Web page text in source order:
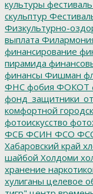
культуры
скульптур
Физкультурно-
выплата
финансирование
пирамида
финансы Фишман
ФНС фобия ФОКОТ
комфортной
фотоискусство
ФСБ ФСИН ФСО
Хабаровский край
шайбой Холдоми
хранение
хулиганы целевое